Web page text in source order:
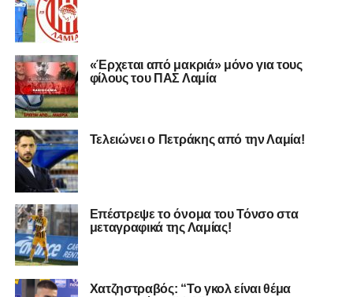
«Έρχεται από μακριά» μόνο για τους
φίλους του ΠΑΣ Λαμία
Τελειώνει ο Πετράκης από την Λαμία!
Επέστρεψε το όνομα του Τόνσο στα
μεταγραφικά της Λαμίας!
Χατζηστραβός: “Το γκολ είναι θέμα